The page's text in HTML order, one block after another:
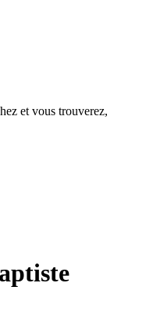
et vous trouverez,